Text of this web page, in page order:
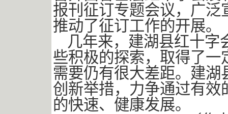
报刊征订专题会议，广
推动了征订工作的开展。
几年来，建湖县红十字
些积极的探索，取得了
需要仍有很大差距。建
创新举措，力争通过有
的快速、健康发展。